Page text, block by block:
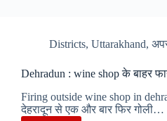
Districts, Uttarakhand,
Dehradun : wine shop के बाहर
Firing outside wine shop in
देहरादून से एक और बार फिर गोली…